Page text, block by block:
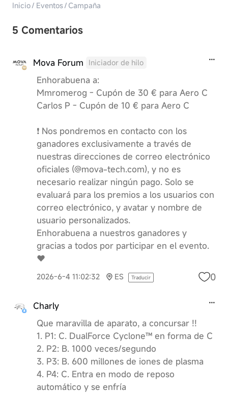
Inicio/ Eventos/ Campaña
5 Comentarios
Mova Forum Iniciador de hilo
Enhorabuena a:
Mmromerog - Cupón de 30 € para Aero C
Carlos P - Cupón de 10 € para Aero C
❗️ Nos pondremos en contacto con los
ganadores exclusivamente a través de
nuestras direcciones de correo electrónico
oficiales (@mova-tech.com), y no es
necesario realizar ningún pago. Solo se
evaluará para los premios a los usuarios con
correo electrónico, y avatar y nombre de
usuario personalizados.
Enhorabuena a nuestros ganadores y
gracias a todos por participar en el evento.
❤️
2026-6-4 11:02:32 ES Traducir 0
Charly
Que maravilla de aparato, a concursar !!
1. P1: C. DualForce Cyclone™ en forma de C
2. P2: B. 1000 veces/segundo
3. P3: B. 600 millones de iones de plasma
4. P4: C. Entra en modo de reposo
automático y se enfría